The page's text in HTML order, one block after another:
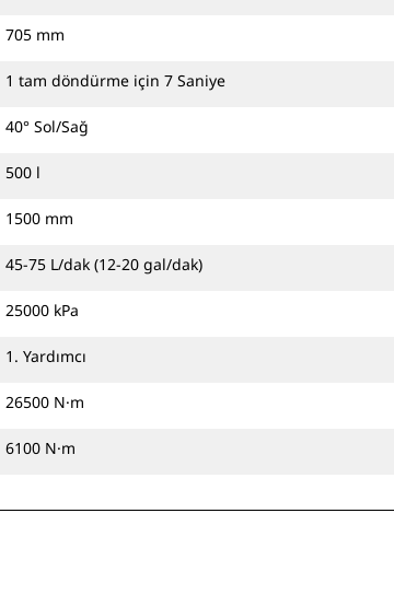
705 mm
1 tam döndürme için 7 Saniye
40° Sol/Sağ
500 l
1500 mm
45-75 L/dak (12-20 gal/dak)
25000 kPa
1. Yardımcı
26500 N·m
6100 N·m